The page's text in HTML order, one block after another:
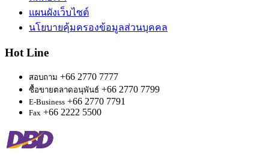
แผนผังเว็บไซต์
นโยบายคุ้มครองข้อมูลส่วนบุคคล
Hot Line
สอบถาม +66 2770 7777
ซื้อขายตลาดอนุพันธ์ +66 2770 7799
E-Business +66 2770 7791
Fax +66 2222 5500